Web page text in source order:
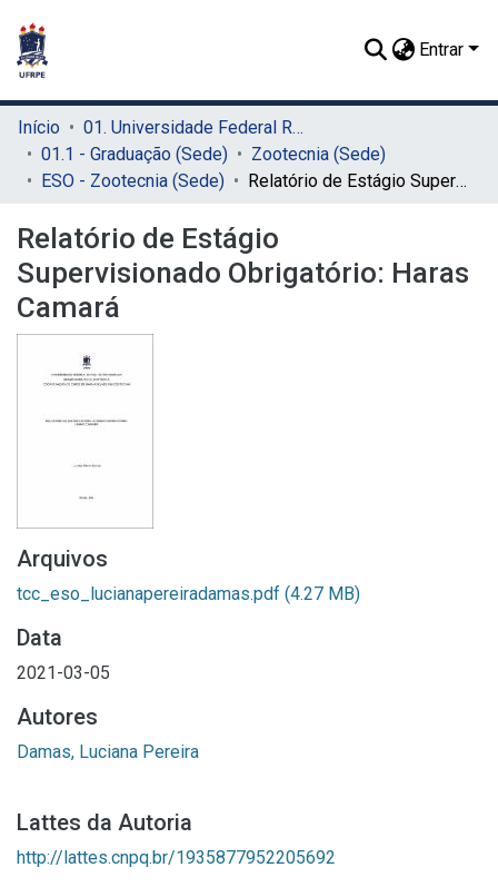
Entrar
Início
01. Universidade Federal Rural de Pernambuco - UFRPE (Sede)
01.1 - Graduação (Sede)
Zootecnia (Sede)
ESO - Zootecnia (Sede)
Relatório de Estágio Supervisionado Obrigatório: Haras Camará
Relatório de Estágio
Supervisionado Obrigatório: Haras
Camará
Arquivos
tcc_eso_lucianapereiradamas.pdf (4.27 MB)
Data
2021-03-05
Autores
Damas, Luciana Pereira
Lattes da Autoria
http://lattes.cnpq.br/1935877952205692